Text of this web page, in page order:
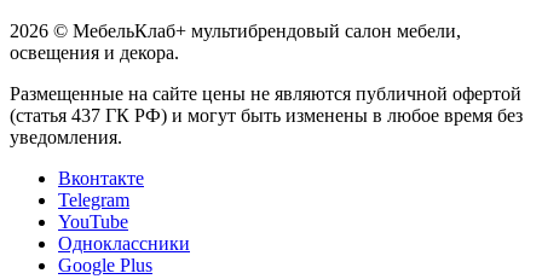
2026 © МебельКлаб+ мультибрендовый салон мебели,
освещения и декора.
Размещенные на сайте цены не являются публичной офертой
(статья 437 ГК РФ) и могут быть изменены в любое время без
уведомления.
Вконтакте
Telegram
YouTube
Одноклассники
Google Plus